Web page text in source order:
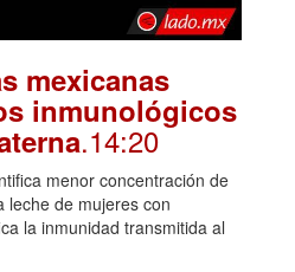
mexicanas
inmunológicos
.14:20
menor concentración de
leche de mujeres con
la inmunidad transmitida al